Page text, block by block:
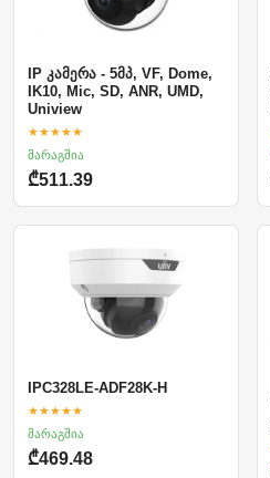
IP კამერა - 5მპ, VF, Dome,
IK10, Mic, SD, ANR, UMD,
Uniview
★★★★★
მარაგშია
₾511.39
IPC328LE-ADF28K-H
★★★★★
მარაგშია
₾469.48